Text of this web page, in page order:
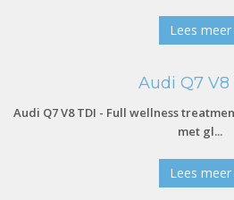
Lees meer
Audi Q7 V8
Audi Q7 V8 TDI - Full wellness
met gl...
Lees meer